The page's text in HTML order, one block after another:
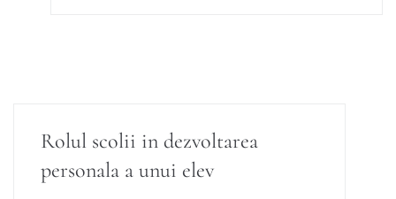
Rolul scolii in dezvoltarea
personala a unui elev